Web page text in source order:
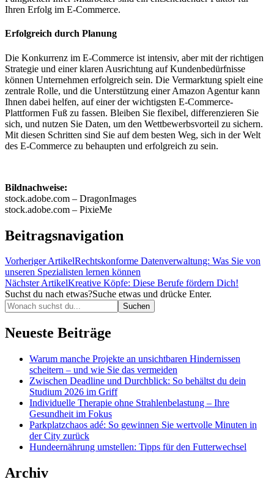
Ihren Erfolg im E-Commerce.
Erfolgreich durch Planung
Die Konkurrenz im E-Commerce ist intensiv, aber mit der richtigen
Strategie und einer klaren Ausrichtung auf Kundenbedürfnisse
können Unternehmen erfolgreich sein. Die Vermarktung spielt eine
zentrale Rolle, und die Unterstützung einer Amazon Agentur kann
Ihnen dabei helfen, auf einer der wichtigsten E-Commerce-
Plattformen Fuß zu fassen. Bleiben Sie flexibel, differenzieren Sie
sich, und nutzen Sie Daten, um den Wettbewerbsvorteil zu sichern.
Mit diesen Schritten sind Sie auf dem besten Weg, sich in der Welt
des E-Commerce zu behaupten und erfolgreich zu sein.
Bildnachweise:
stock.adobe.com – DragonImages
stock.adobe.com – PixieMe
Beitragsnavigation
Vorheriger ArtikelRechtskonforme Datenverwaltung: Was Sie von
unseren Spezialisten lernen können
Nächster ArtikelKreative Köpfe: Diese Berufe fördern Dich!
Suchst du nach etwas?Suche etwas und drücke Enter.
Neueste Beiträge
Warum manche Projekte an unsichtbaren Hindernissen
scheitern – und wie Sie das vermeiden
Zwischen Deadline und Durchblick: So behältst du dein
Studium 2026 im Griff
Individuelle Therapie ohne Strahlenbelastung – Ihre
Gesundheit im Fokus
Parkplatzchaos adé: So gewinnen Sie wertvolle Minuten in
der City zurück
Hundeernährung umstellen: Tipps für den Futterwechsel
Archiv